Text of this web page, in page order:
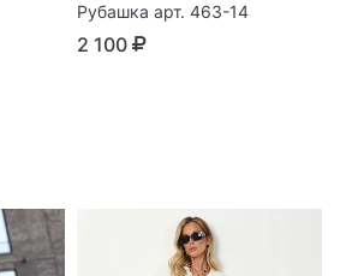
Рубашка арт. 463-14
2 100